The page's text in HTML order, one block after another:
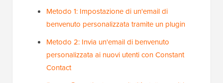
Metodo 1: Impostazione di un'email di
benvenuto personalizzata tramite un plugin
Metodo 2: Invia un'email di benvenuto
personalizzata ai nuovi utenti con Constant
Contact